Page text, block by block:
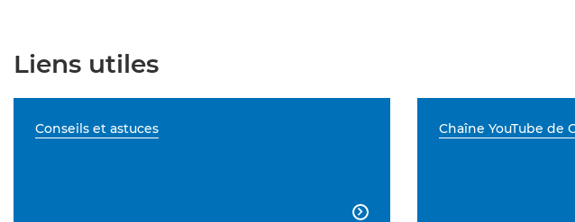
Liens utiles
Conseils et astuces

Chaîne YouTube de